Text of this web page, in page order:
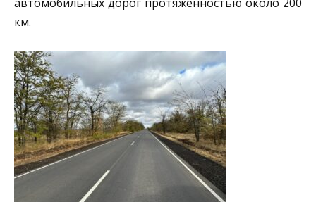
км.